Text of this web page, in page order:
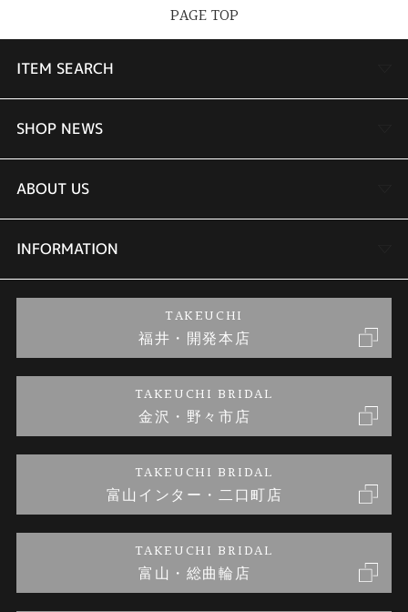
PAGE TOP
ITEM SEARCH
婚約指輪
結婚指輪
セットリング
婚約ネックレス
金・プラチナのお取引
SHOP NEWS
TAKEUCHI BRIDAL金沢本店情報
商品一覧
ブランドリスト
金澤指輪工房｜手作りペアリング
金澤指輪工房｜手作り結婚指輪 and 婚約指輪
金澤指輪工房｜手作り婚約指輪プロポーズプラン
ABOUT US
会社概要
お客様の声
INFORMATION
プライバシーポリシー
TAKEUCHI
福井・開発本店
TAKEUCHI BRIDAL
金沢・野々市店
TAKEUCHI BRIDAL
富山インター・二口町店
TAKEUCHI BRIDAL
富山・総曲輪店